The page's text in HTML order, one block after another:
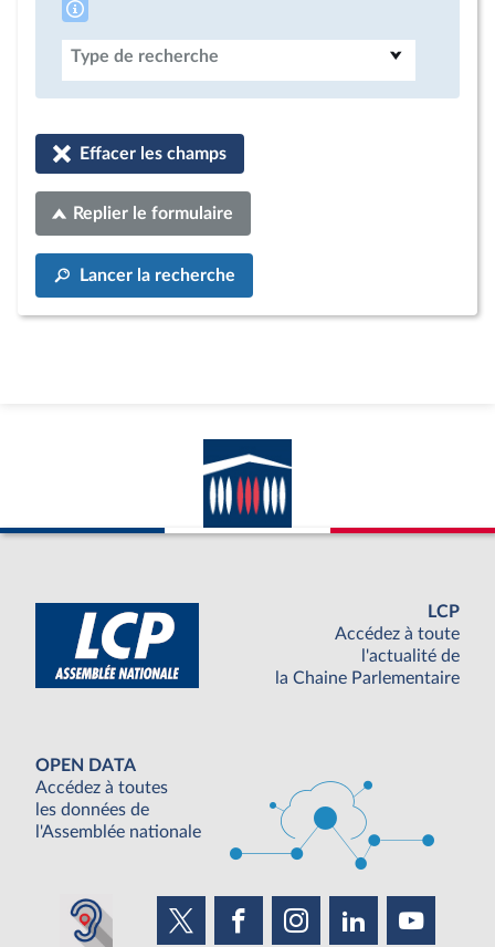
Type de recherche
Effacer les champs
Replier le formulaire
Lancer la recherche
LCP
Accédez à toute
l'actualité de
la Chaine Parlementaire
OPEN DATA
Accédez à toutes
les données de
l'Assemblée nationale